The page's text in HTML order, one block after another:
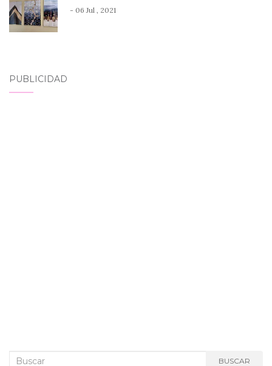
- 06 Jul , 2021
PUBLICIDAD
Buscar: BUSCAR